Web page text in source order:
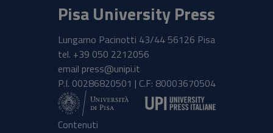
Pisa University Press
Lungarno Pacinotti 43/44 56126 Pisa
tel. +39 050 2212056
email press@unipi.it
P.I. 00286820501 | C.F: 80003670504
Contenuti